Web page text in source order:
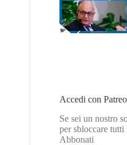
Accedi con
Se sei un nostro
per sbloccare
Abbonati